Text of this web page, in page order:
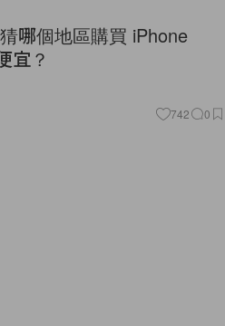
哪個地區購買 iPhone
宜？
742 0